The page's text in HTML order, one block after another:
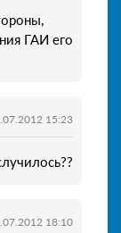
ГАИ его
15:23
18:10